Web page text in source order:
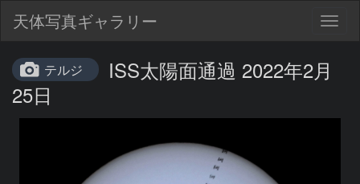
天体写真ギャラリー
テルジ
ISS太陽面通過 2022年2月
25日